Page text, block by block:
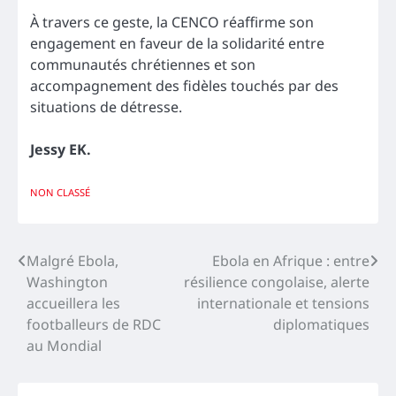
À travers ce geste, la CENCO réaffirme son
engagement en faveur de la solidarité entre
communautés chrétiennes et son
accompagnement des fidèles touchés par des
situations de détresse.
Jessy EK.
NON CLASSÉ
Navigation
de
l’article
Malgré Ebola,
Washington
accueillera les
footballeurs de RDC
au Mondial
Ebola en Afrique : entre
résilience congolaise, alerte
internationale et tensions
diplomatiques